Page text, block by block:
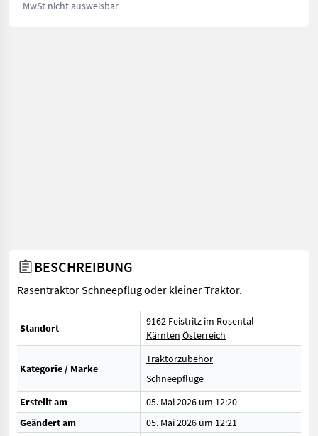
MwSt nicht ausweisbar
BESCHREIBUNG
Rasentraktor Schneepflug oder kleiner Traktor.
Standort
9162 Feistritz im Rosental
Kärnten Österreich
Kategorie / Marke
Traktorzubehör
Schneepflüge
Erstellt am
05. Mai 2026 um 12:20
Geändert am
05. Mai 2026 um 12:21